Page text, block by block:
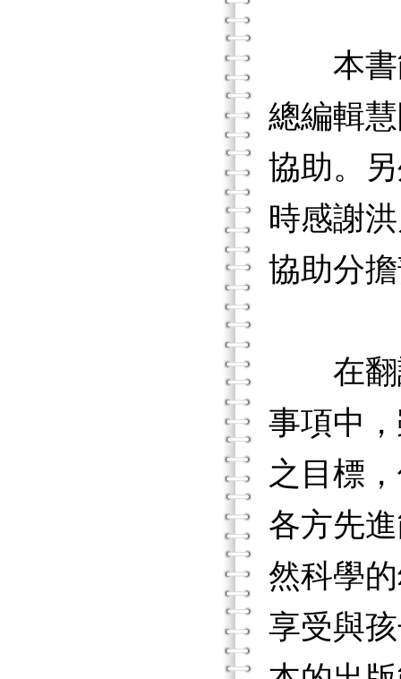
本書能
總編輯
協助。
時感謝
協助分
在翻譯
事項中
之目標
各方先
然科學
享受與